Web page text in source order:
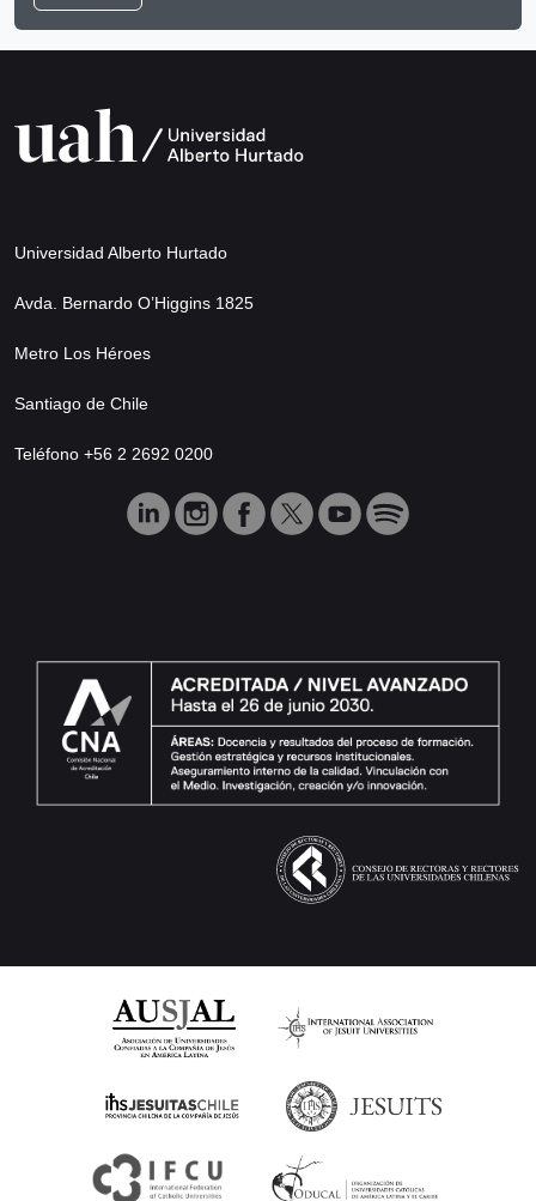
Universidad Alberto Hurtado
Avda. Bernardo O’Higgins 1825
Metro Los Héroes
Santiago de Chile
Teléfono +56 2 2692 0200